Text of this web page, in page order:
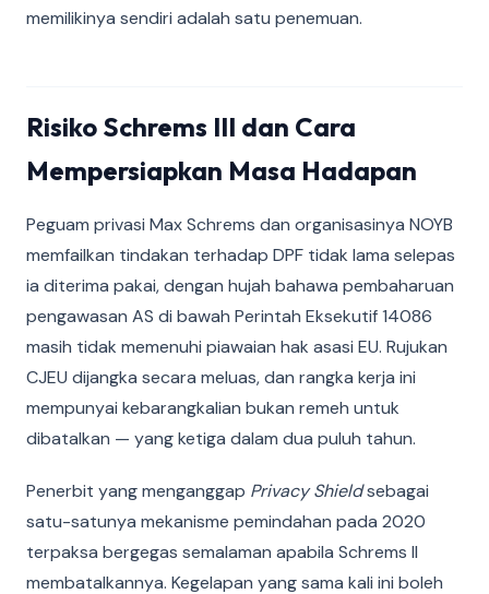
memilikinya sendiri adalah satu penemuan.
Risiko Schrems III dan Cara
Mempersiapkan Masa Hadapan
Peguam privasi Max Schrems dan organisasinya NOYB
memfailkan tindakan terhadap DPF tidak lama selepas
ia diterima pakai, dengan hujah bahawa pembaharuan
pengawasan AS di bawah Perintah Eksekutif 14086
masih tidak memenuhi piawaian hak asasi EU. Rujukan
CJEU dijangka secara meluas, dan rangka kerja ini
mempunyai kebarangkalian bukan remeh untuk
dibatalkan — yang ketiga dalam dua puluh tahun.
Penerbit yang menganggap Privacy Shieldsebagai
satu-satunya mekanisme pemindahan pada 2020
terpaksa bergegas semalaman apabila Schrems II
membatalkannya. Kegelapan yang sama kali ini boleh